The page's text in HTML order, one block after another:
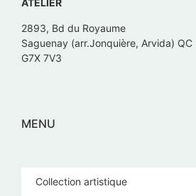
ATELIER
2893, Bd du Royaume
Saguenay (arr.Jonquière, Arvida) QC
G7X 7V3
MENU
Collection artistique